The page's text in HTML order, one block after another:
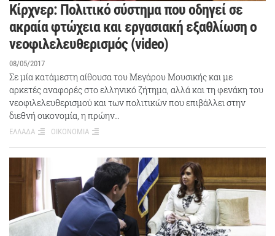
Κίρχνερ: Πολιτικό σύστημα που οδηγεί σε
ακραία φτώχεια και εργασιακή εξαθλίωση ο
νεοφιλελευθερισμός (video)
08/05/2017
Σε μία κατάμεστη αίθουσα του Μεγάρου Μουσικής και με
αρκετές αναφορές στο ελληνικό ζήτημα, αλλά και τη φενάκη του
νεοφιλελευθερισμού και των πολιτικών που επιβάλλει στην
διεθνή οικονομία, η πρώην…
ΕΛΛΑΔΑ ΟΙΚΟΝΟΜΙΑ